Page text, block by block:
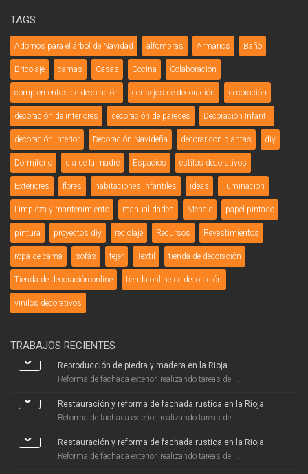
TAGS
Adornos para el árbol de Navidad alfombras Armarios Baño
Bricolaje camas Casas Cocina Colaboración
complementos de decoración consejos de decoración decoración
decoración de interiores decoración de paredes Decoración Infantil
decoración interior Decoración Navideña decorar con plantas diy
Dormitorio día de la madre Espacios estilos decorativos
Exteriores flores habitaciones infantiles ideas Iluminación
Limpieza y mantenimiento manualidades Menaje papel pintado
pintura proyectos diy reciclaje Recursos Revestimientos
ropa de cama sofás tejer Textil tienda de decoración
Tienda de decoración online tienda online de decoración
vinilos decorativos
TRABAJOS RECIENTES
Reproducción de piedra y madera en la Rioja
Reforma de fachada exterior, realizando tareas de ...
Restauración y reforma de fachada rustica en la Rioja
Reforma de fachada exterior, realizando tareas de ...
Restauración y reforma de fachada rustica en la Rioja
Reforma de fachada exterior, realizando tareas de ...